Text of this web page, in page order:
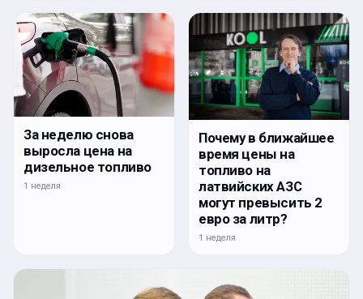
За неделю снова
выросла цена на
дизельное топливо
1 неделя
Почему в ближайшее
время цены на
топливо на
латвийских АЗС
могут превысить 2
евро за литр?
1 неделя